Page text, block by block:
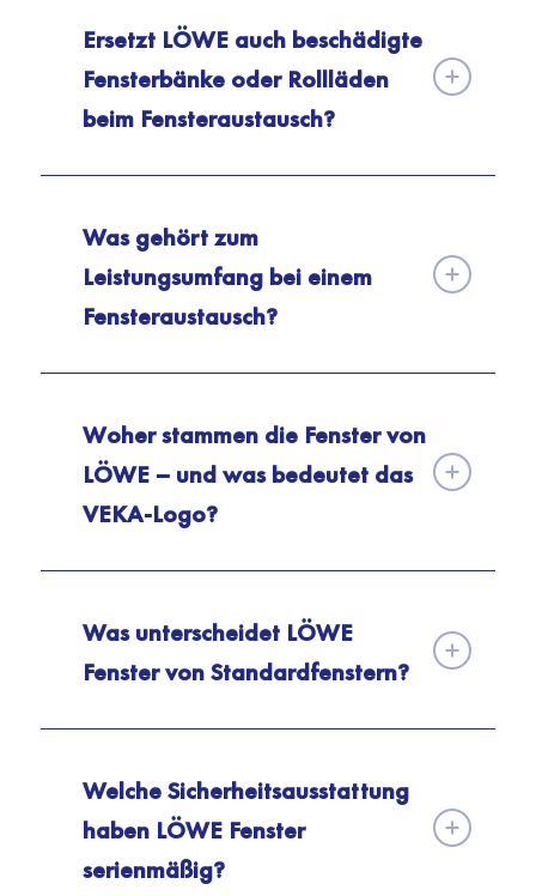
Ersetzt LÖWE auch beschädigte
Fensterbänke oder Rollläden
beim Fensteraustausch?
Was gehört zum
Leistungsumfang bei einem
Fensteraustausch?
Woher stammen die Fenster von
LÖWE – und was bedeutet das
VEKA-Logo?
Was unterscheidet LÖWE
Fenster von Standardfenstern?
Welche Sicherheitsausstattung
haben LÖWE Fenster
serienmäßig?